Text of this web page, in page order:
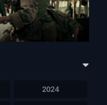
2024